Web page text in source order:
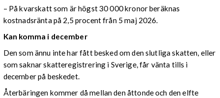
– På kvarskatt som är högst 30 000 kronor beräknas
kostnadsränta på 2,5 procent från 5 maj 2026.
Kan komma i december
Den som ännu inte har fått besked om den slutliga skatten, eller
som saknar skatteregistrering i Sverige, får vänta tills i
december på beskedet.
Återbäringen kommer då mellan den åttonde och den elfte